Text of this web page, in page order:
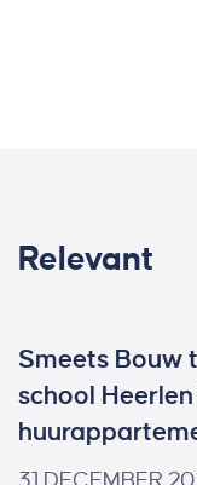
Relevant
Smeets Bouw
school